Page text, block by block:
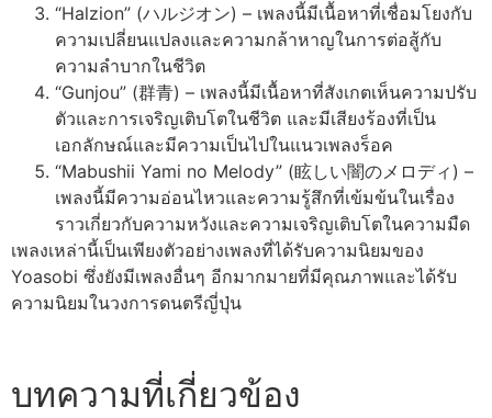
“Halzion” (ハルジオン) – เพลงนี้มีเนื้อหาที่เชื่อมโยงกับ
ความเปลี่ยนแปลงและความกล้าหาญในการต่อสู้กับ
ความลำบากในชีวิต
“Gunjou” (群青) – เพลงนี้มีเนื้อหาที่สังเกตเห็นความปรับ
ตัวและการเจริญเติบโตในชีวิต และมีเสียงร้องที่เป็น
เอกลักษณ์และมีความเป็นไปในแนวเพลงร็อค
“Mabushii Yami no Melody” (眩しい闇のメロディ) –
เพลงนี้มีความอ่อนไหวและความรู้สึกที่เข้มข้นในเรื่อง
ราวเกี่ยวกับความหวังและความเจริญเติบโตในความมืด
เพลงเหล่านี้เป็นเพียงตัวอย่างเพลงที่ได้รับความนิยมของ
Yoasobi ซึ่งยังมีเพลงอื่นๆ อีกมากมายที่มีคุณภาพและได้รับ
ความนิยมในวงการดนตรีญี่ปุ่น
บทความที่เกี่ยวข้อง